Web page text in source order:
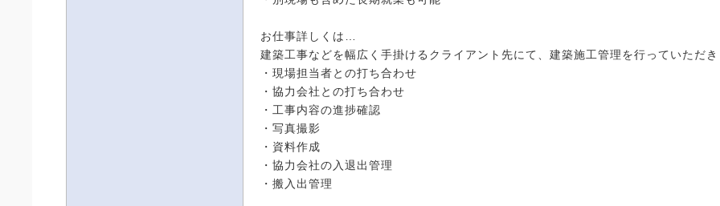
お仕事詳しくは…
建築工事などを幅広く手掛けるクライアント先にて、建築施工管理を行っていただ
・現場担当者との打ち合わせ
・協力会社との打ち合わせ
・工事内容の進捗確認
・写真撮影
・資料作成
・協力会社の入退出管理
・搬入出管理